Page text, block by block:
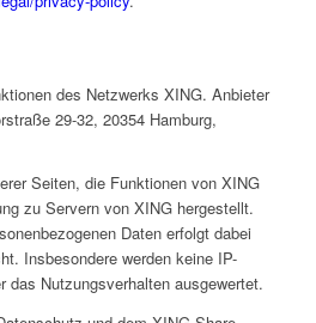
des Netzwerks XING. Anbieter
29-32, 20354 Hamburg,
Seiten, die Funktionen von XING
zu Servern von XING hergestellt.
Daten erfolgt dabei
Insbesondere werden keine IP-
das Nutzungsverhalten ausgewertet.